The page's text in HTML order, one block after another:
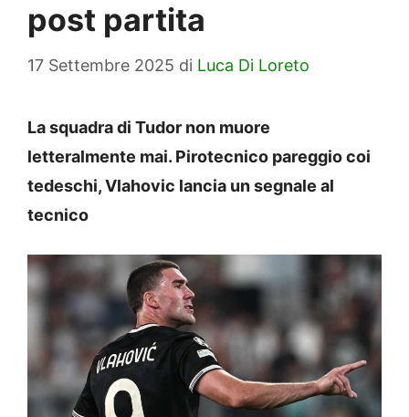
post partita
17 Settembre 2025 di Luca Di Loreto
La squadra di Tudor non muore
letteralmente mai. Pirotecnico pareggio coi
tedeschi, Vlahovic lancia un segnale al
tecnico